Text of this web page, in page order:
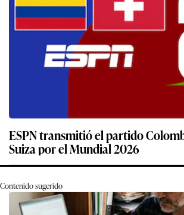
ESPN transmitió el partido
Suiza por el Mundial 2026
Contenido sugerido